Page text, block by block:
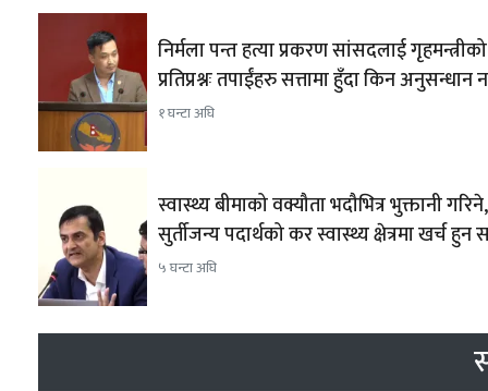
निर्मला पन्त हत्या प्रकरण सांसदलाई गृहमन्त्रीको
प्रतिप्रश्नः तपाईंहरु सत्तामा हुँदा किन अनुसन्धान
१ घन्टा अघि
स्वास्थ्य बीमाको वक्यौता भदौभित्र भुक्तानी गरिने,
सुर्तीजन्य पदार्थको कर स्वास्थ्य क्षेत्रमा खर्च
५ घन्टा अघि